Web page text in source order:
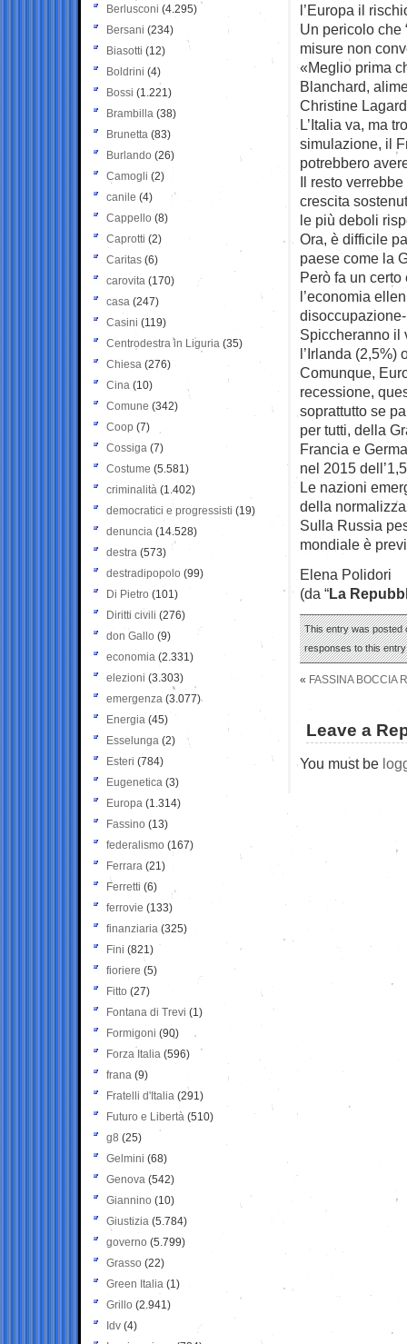
l’Europa il
Un pericolo che
misure non
«Meglio prima
Blanchard,
Christine
L’Italia va, ma
simulazione, il
potrebbero
Il resto
crescita
le più deboli
Ora, è difficile
paese come la
Però fa un
l’economia
Spiccheranno il
l’Irlanda (2,5%)
Comunque,
recessione,
soprattutto se
per tutti, della
Francia e
nel 2015
Le nazioni
della
Sulla Russia
mondiale è
Elena Polidori
(da “La
This entry was posted
responses to this
« FASSINA BOCCIA
Leave a
You must be
Berlusconi (4.295)
Bersani (234)
Biasotti (12)
Boldrini (4)
Bossi (1.221)
Brambilla (38)
Brunetta (83)
Burlando (26)
Camogli (2)
canile (4)
Cappello (8)
Caprotti (2)
Caritas (6)
carovita (170)
casa (247)
Casini (119)
Centrodestra in Liguria (35)
Chiesa (276)
Cina (10)
Comune (342)
Coop (7)
Cossiga (7)
Costume (5.581)
criminalità (1.402)
democratici e progressisti (19)
denuncia (14.528)
destra (573)
destradipopolo (99)
Di Pietro (101)
Diritti civili (276)
don Gallo (9)
economia (2.331)
elezioni (3.303)
emergenza (3.077)
Energia (45)
Esselunga (2)
Esteri (784)
Eugenetica (3)
Europa (1.314)
Fassino (13)
federalismo (167)
Ferrara (21)
Ferretti (6)
ferrovie (133)
finanziaria (325)
Fini (821)
fioriere (5)
Fitto (27)
Fontana di Trevi (1)
Formigoni (90)
Forza Italia (596)
frana (9)
Fratelli d'Italia (291)
Futuro e Libertà (510)
g8 (25)
Gelmini (68)
Genova (542)
Giannino (10)
Giustizia (5.784)
governo (5.799)
Grasso (22)
Green Italia (1)
Grillo (2.941)
Idv (4)